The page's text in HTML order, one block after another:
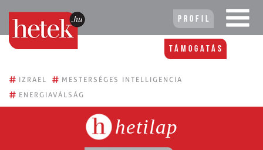
Profil
Támogatás
# IZRAEL # MESTERSÉGES INTELLIGENCIA
# ENERGIAVÁLSÁG
hetilap